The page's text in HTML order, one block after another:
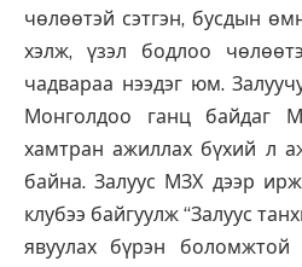
чөлөөтэй сэтгэн, бусдын
хэлж, үзэл бодлоо
чадвараа нээдэг юм.
Монголдоо ганц байдаг
хамтран ажиллах бүхий л
байна. Залуус МЗХ дээр
клубээ байгуулж “Залуус
явуулах бүрэн